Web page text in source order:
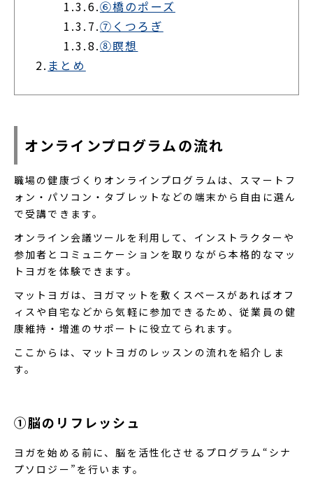
1.3.6.⑥橋のポーズ
1.3.7.⑦くつろぎ
1.3.8.⑧瞑想
2. まとめ
オンラインプログラムの流れ
職場の健康づくりオンラインプログラムは、スマートフ
ォン・パソコン・タブレットなどの端末から自由に選ん
で受講できます。
オンライン会議ツールを利用して、インストラクターや
参加者とコミュニケーションを取りながら本格的なマッ
トヨガを体験できます。
マットヨガは、ヨガマットを敷くスペースがあればオフ
ィスや自宅などから気軽に参加できるため、従業員の健
康維持・増進のサポートに役立てられます。
ここからは、マットヨガのレッスンの流れを紹介しま
す。
①脳のリフレッシュ
ヨガを始める前に、脳を活性化させるプログラム“シナ
プソロジー”を行います。